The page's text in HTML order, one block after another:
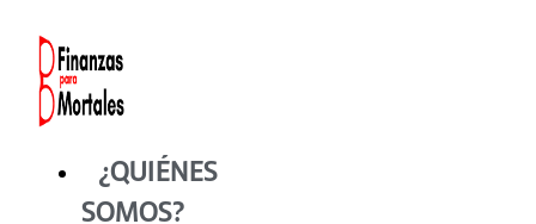
contenido
¿QUIÉNES
SOMOS?